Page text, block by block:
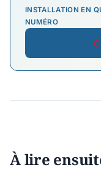
INSTALLATION EN
NUMÉRO
À lire